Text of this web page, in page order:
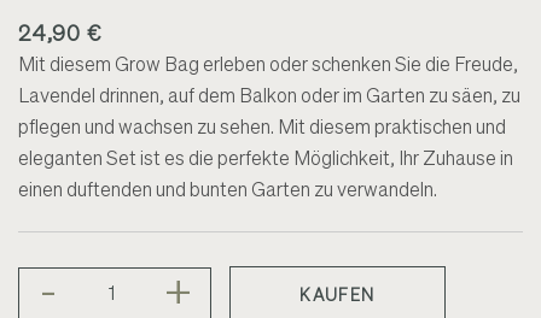
24,90 €
Mit diesem Grow Bag erleben oder schenken Sie die Freude,
Lavendel drinnen, auf dem Balkon oder im Garten zu säen, zu
pflegen und wachsen zu sehen. Mit diesem praktischen und
eleganten Set ist es die perfekte Möglichkeit, Ihr Zuhause in
einen duftenden und bunten Garten zu verwandeln.
- + KAUFEN